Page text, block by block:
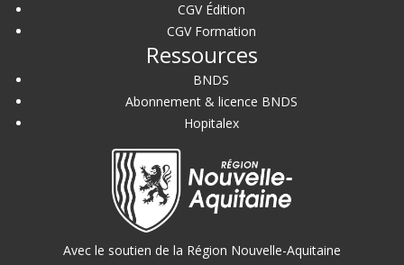
CGV Édition
CGV Formation
Ressources
BNDS
Abonnement & licence BNDS
Hopitalex
Avec le soutien de la Région Nouvelle-Aquitaine